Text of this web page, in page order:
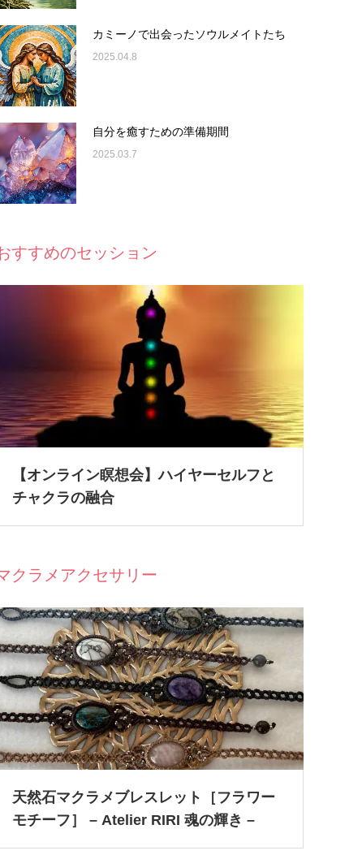
カミーノで出会ったソウルメイトたち
2025.04.8
自分を癒すための準備期間
2025.03.7
すすめのセッション
【オンライン瞑想会】ハイヤーセルフと
チャクラの融合
クラメアクセサリー
天然石マクラメブレスレット［フラワー
モチーフ］ – Atelier RIRI 魂の輝き –